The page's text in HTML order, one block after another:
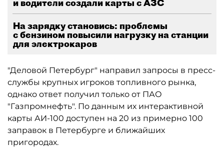
и водители создали карты с АЗС
На зарядку становись: проблемы
с бензином повысили нагрузку на станции
для электрокаров
"Деловой Петербург" направил запросы в пресс-
службы крупных игроков топливного рынка,
однако ответ получил только от ПАО
"Газпромнефть". По данным их интерактивной
карты АИ-100 доступен на 20 из примерно 100
заправок в Петербурге и ближайших
пригородах.